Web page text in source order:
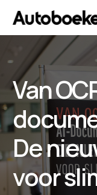
Van
De
voor
AI